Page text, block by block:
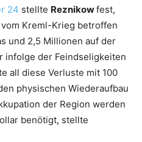
24 stellte Reznikowfest,
Kreml-Krieg betroffen
und 2,5 Millionen auf der
infolge der Feindseligkeiten
all diese Verluste mit 100
physischen Wiederaufbau
der Region werden
benötigt, stellte